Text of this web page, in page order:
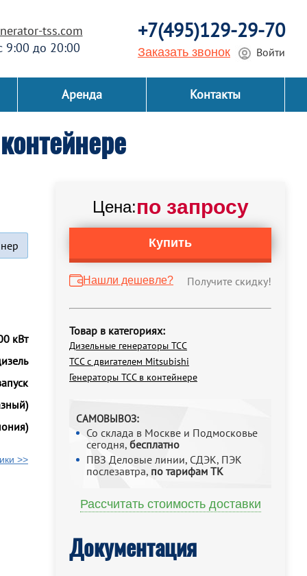
tss.com
9:00 до 20:00
+7(495)129-29-70
Заказать звонок Войти
Аренда Контакты
Цена:по запросу
Купить
Нашли дешевле? Получите скидку!
Товар в категориях:
Дизельные генераторы ТСС
ТСС с двигателем Mitsubishi
Генераторы ТСС в контейнере
САМОВЫВОЗ:
Со склада в Москве и Подмосковье
сегодня, бесплатно
ПВЗ Деловые линии, СДЭК, ПЭК
послезавтра, по тарифам ТК
Рассчитать стоимость доставки
Документация
кВт
>>